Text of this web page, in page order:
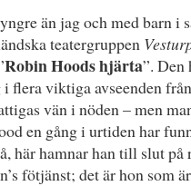
än jag och med barn i
teatergruppen
Robin Hoods hjärta”. Den
flera viktiga avseenden
vän i nöden – men
en gång i urtiden har
här hamnar han till slut
fötjänst; det är hon som